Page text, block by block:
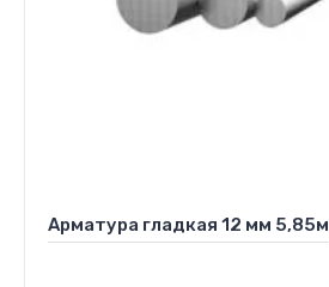
Арматура гладкая 12 мм 5,85м